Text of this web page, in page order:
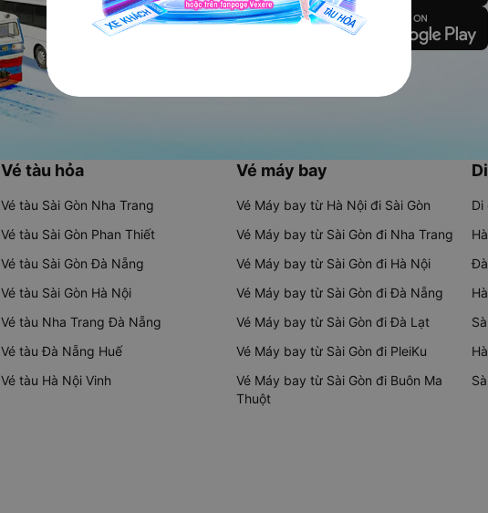
Vé tàu hỏa
Vé tàu Sài Gòn Nha Trang
Vé tàu Sài Gòn Phan Thiết
Vé tàu Sài Gòn Đà Nẵng
Vé tàu Sài Gòn Hà Nội
Vé tàu Nha Trang Đà Nẵng
Vé tàu Đà Nẵng Huế
Vé tàu Hà Nội Vinh
Vé máy bay
Vé Máy bay từ Hà Nội đi Sài Gòn
Vé Máy bay từ Sài Gòn đi Nha Trang
Vé Máy bay từ Sài Gòn đi Hà Nội
Vé Máy bay từ Sài Gòn đi Đà Nẵng
Vé Máy bay từ Sài Gòn đi Đà Lạt
Vé Máy bay từ Sài Gòn đi PleiKu
Vé Máy bay từ Sài Gòn đi Buôn Ma
Thuột
Di